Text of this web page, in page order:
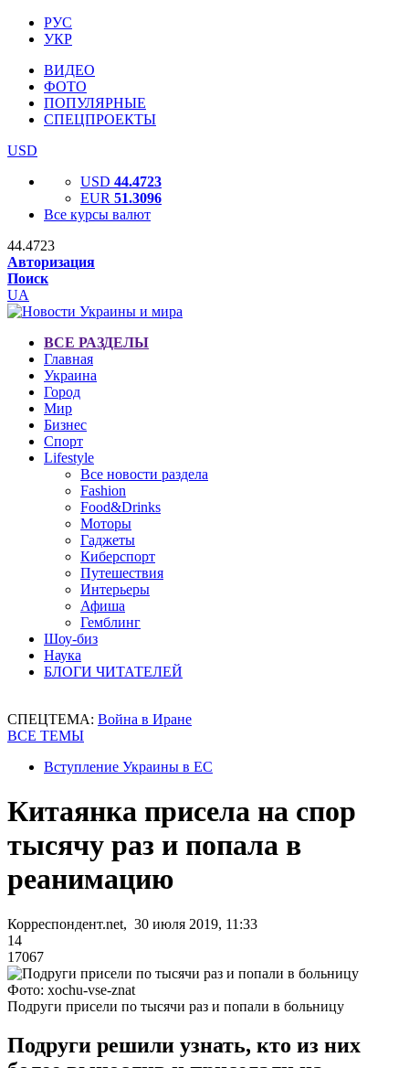
РУС
УКР
ВИДЕО
ФОТО
ПОПУЛЯРНЫЕ
СПЕЦПРОЕКТЫ
USD
USD 44.4723
EUR 51.3096
Все курсы валют
44.4723
Авторизация
Поиск
UA
ВСЕ РАЗДЕЛЫ
Главная
Украина
Город
Мир
Бизнес
Спорт
Lifestyle
Все новости раздела
Fashion
Food&Drinks
Моторы
Гаджеты
Киберспорт
Путешествия
Интерьеры
Афиша
Гемблинг
Шоу-биз
Наука
БЛОГИ ЧИТАТЕЛЕЙ
СПЕЦТЕМА: Война в Иране
ВСЕ ТЕМЫ
Вступление Украины в ЕС
Китаянка присела на спор
тысячу раз и попала в
реанимацию
Корреспондент.net, 30 июля 2019, 11:33
14
17067
Фото: xochu-vse-znat
Подруги присели по тысячи раз и попали в больницу
Подруги решили узнать, кто из них